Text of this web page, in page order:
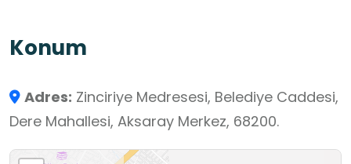
Müzesi olarak kullanılmıştır. Günümüzde restore
sahipliği yapmaktadır.
Medrese içindeki mezar Dingoz Baba'ya aittir.
Halk arasında Dingoz Baba olarak bilinen ve
Konum
Adres: Zinciriye Medresesi, Belediye Caddesi,
Dere Mahallesi, Aksaray Merkez, 68200.